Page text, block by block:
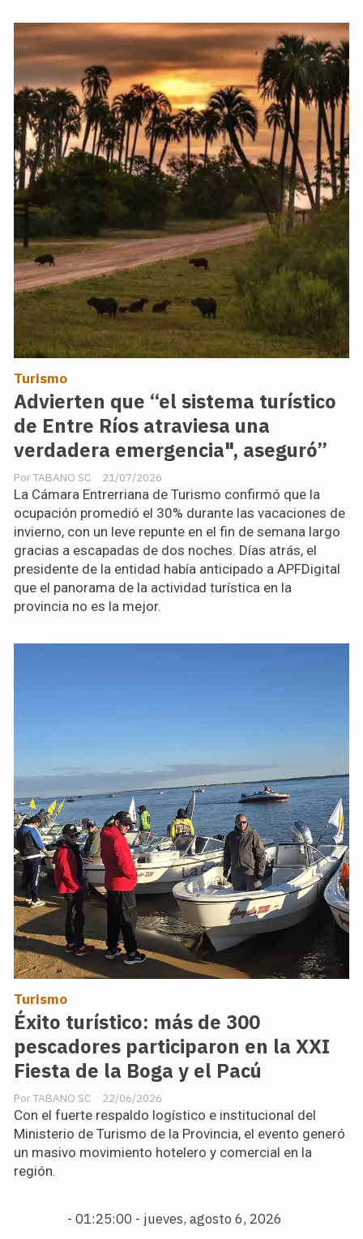
Advierten que “el sistema turístico
de Entre Ríos atraviesa una
verdadera emergencia", aseguró”
TABANO SC
Turismo
21/07/2026
La Cámara Entrerriana de Turismo confirmó que la
ocupación promedió el 30% durante las vacaciones de
invierno, con un leve repunte en el fin de semana largo
gracias a escapadas de dos noches. Días atrás, el
presidente de la entidad había anticipado a APFDigital
que el panorama de la actividad turística en la
provincia no es la mejor.
Éxito turístico: más de 300
pescadores participaron en la XXI
Fiesta de la Boga y el Pacú
TABANO SC
Turismo
22/06/2026
Con el fuerte respaldo logístico e institucional del
Ministerio de Turismo de la Provincia, el evento generó
un masivo movimiento hotelero y comercial en la
región.
- 01:25:01 - jueves, agosto 6, 2026